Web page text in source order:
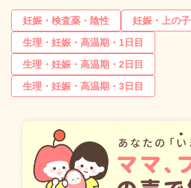
妊娠・検査薬・陰性
妊娠・上の子
生理・妊娠・高温期・1日目
生理・妊娠・高温期・2日目
生理・妊娠・高温期・3日目